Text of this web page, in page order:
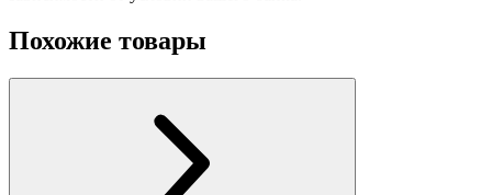
Похожие товары